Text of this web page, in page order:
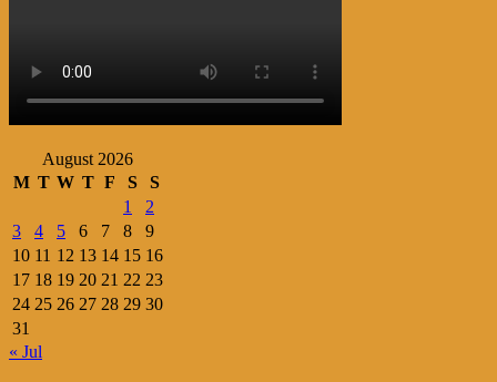
August 2026
M T W T F S
S
1
2
3
4 5 6 7 8
9
10 11 12 13 14 15 16
17 18 19 20 21 22 23
24 25 26 27 28 29 30
31
« Jul